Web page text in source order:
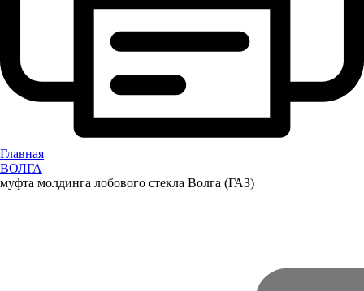
Главная
ВОЛГА
муфта молдинга лобового стекла Волга (ГАЗ)